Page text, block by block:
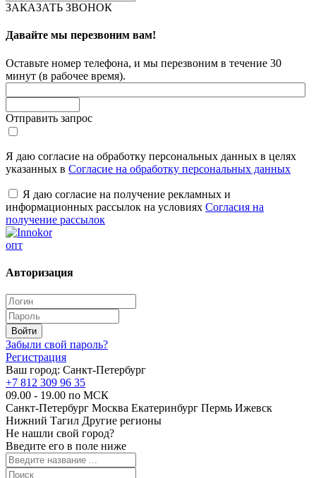
ЗАКАЗАТЬ ЗВОНОК
Давайте мы перезвоним вам!
Оставьте номер телефона, и мы перезвоним в течение 30
минут (в рабочее время).
Отправить запрос
Я даю согласие на обработку персональных данных в целях
указанных в Согласие на обработку персональных данных
Я даю согласие на получение рекламных и
информационных рассылок на условиях Согласия на
получение рассылок
опт
Авторизация
Забыли свой пароль?
Регистрация
Ваш город: Санкт-Петербург
+7 812 309 96 35
09.00 - 19.00 по МСК
Санкт-Петербург Москва Екатеринбург Пермь Ижевск
Нижний Тагил Другие регионы
Не нашли свой город?
Введите его в поле ниже